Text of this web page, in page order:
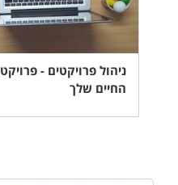
ניהול פרויקטים - פרויקט
החיים שלך